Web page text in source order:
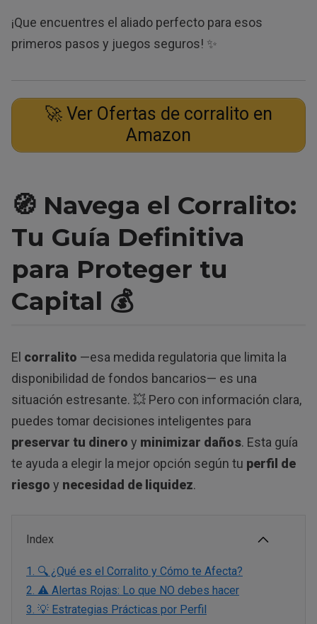
¡Que encuentres el aliado perfecto para esos
primeros pasos y juegos seguros! ✨
🚀 Ver Ofertas de corralito en
Amazon
🧭 Navega el Corralito:
Tu Guía Definitiva
para Proteger tu
Capital 💰
El corralito —esa medida regulatoria que limita la
disponibilidad de fondos bancarios— es una
situación estresante. 💥 Pero con información clara,
puedes tomar decisiones inteligentes para
preservar tu dinero y minimizar daños. Esta guía
te ayuda a elegir la mejor opción según tu perfil de
riesgo y necesidad de liquidez.
Index
1. 🔍 ¿Qué es el Corralito y Cómo te Afecta?
2. ⚠️ Alertas Rojas: Lo que NO debes hacer
3. 💡 Estrategias Prácticas por Perfil